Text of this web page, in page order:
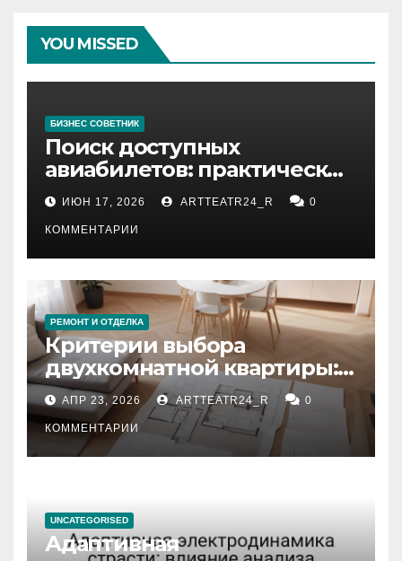
YOU MISSED
БИЗНЕС СОВЕТНИК
Поиск доступных
авиабилетов: практические
рекомендации
ИЮН 17, 2026 ARTTEATR24_R 0
КОММЕНТАРИИ
РЕМОНТ И ОТДЕЛКА
Критерии выбора
двухкомнатной квартиры:
планировка, площадь,
состояние и документация
АПР 23, 2026 ARTTEATR24_R 0
КОММЕНТАРИИ
UNCATEGORISED
Адаптивная